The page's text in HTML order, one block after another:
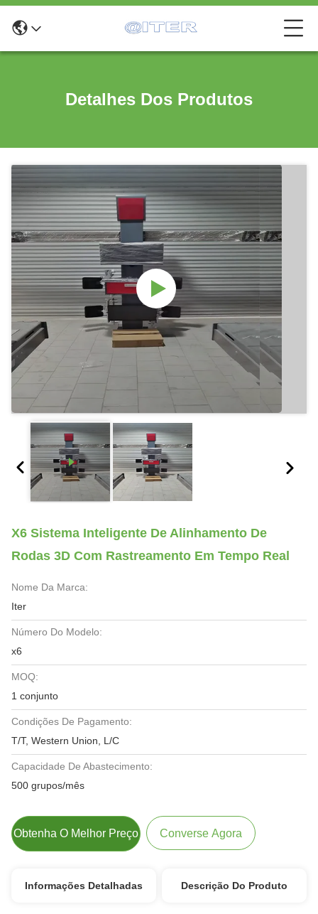
Detalhes Dos Produtos
X6 Sistema Inteligente De Alinhamento De
Rodas 3D Com Rastreamento Em Tempo Real
Nome Da Marca:
Iter
Número Do Modelo:
x6
MOQ:
1 conjunto
Condições De Pagamento:
T/T, Western Union, L/C
Capacidade De Abastecimento:
500 grupos/mês
Obtenha O Melhor Preço Converse Agora
Informações Detalhadas Descrição Do Produto